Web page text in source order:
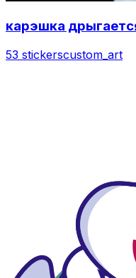
карэшка
53 stickerscustom_art